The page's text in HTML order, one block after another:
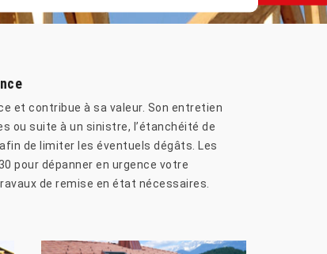
et contribue à sa valeur. Son entretien
ou suite à un sinistre, l’étanchéité de
de limiter les éventuels dégâts. Les
pour dépanner en urgence votre
de remise en état nécessaires.